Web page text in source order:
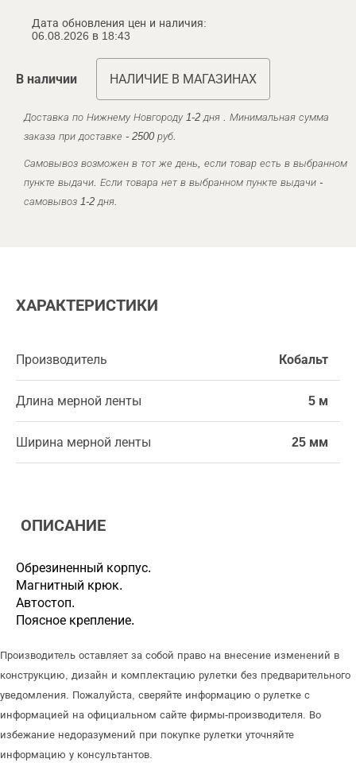
Дата обновления цен и наличия:
06.08.2026 в 18:43
В наличии НАЛИЧИЕ В МАГАЗИНАХ
Доставка по Нижнему Новгороду 1-2 дня . Минимальная сумма
заказа при доставке - 2500 руб.
Самовывоз возможен в тот же день, если товар есть в выбранном
пункте выдачи. Если товара нет в выбранном пункте выдачи -
самовывоз 1-2 дня.
ХАРАКТЕРИСТИКИ
Производитель Кобальт
Длина мерной ленты 5 м
Ширина мерной ленты 25 мм
ОПИСАНИЕ
Обрезиненный корпус.
Магнитный крюк.
Автостоп.
Поясное крепление.
Производитель оставляет за собой право на внесение изменений в
конструкцию, дизайн и комплектацию рулетки без предварительного
уведомления. Пожалуйста, сверяйте информацию о рулетке с
информацией на официальном сайте фирмы-производителя. Во
избежание недоразумений при покупке рулетки уточняйте
информацию у консультантов.